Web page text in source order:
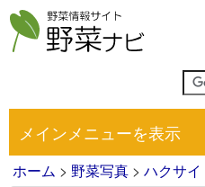
メインメニューを表示
ホーム > 野菜写真 > ハクサイ